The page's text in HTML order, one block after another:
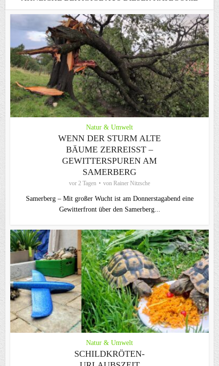
Natur & Umwelt
WENN DER STURM ALTE
BÄUME ZERREISST – G
EWITTERSPUREN AM S
AMERBERG
vor 2 Tagen von Rainer Nitzsche
Samerberg – Mit großer Wucht ist am Donnerstagabend eine
Gewitterfront über den Samerberg...
Natur & Umwelt
SCHILDKRÖTEN-